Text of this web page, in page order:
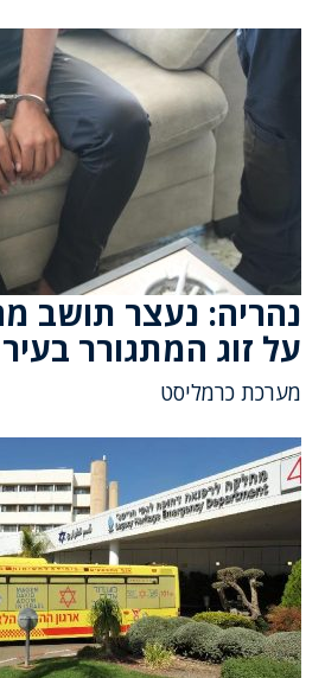
נהריה: נעצר תושב
על זוג המתגורר בעיר
מערכת כרמליסט